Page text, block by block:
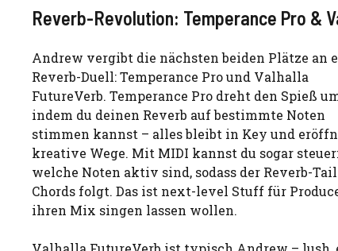
Reverb-Revolution: Temperance Pro &
Andrew vergibt die nächsten beiden Plätze an
Reverb-Duell: Temperance Pro und Valhalla
FutureVerb. Temperance Pro dreht den Spieß
indem du deinen Reverb auf bestimmte Noten
stimmen kannst – alles bleibt in Key und
kreative Wege. Mit MIDI kannst du sogar
welche Noten aktiv sind, sodass der Reverb-
Chords folgt. Das ist next-level Stuff für
ihren Mix singen lassen wollen.